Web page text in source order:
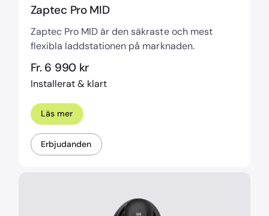
Zaptec Pro MID
Zaptec Pro MID är den säkraste och mest
flexibla laddstationen på marknaden.
Fr. 6 990 kr
Installerat & klart
Läs mer
Erbjudanden